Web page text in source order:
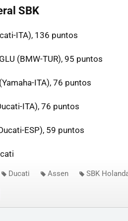
SBK
ITA), 136 puntos
(BMW-TUR), 95 puntos
ITA), 76 puntos
ITA), 76 puntos
ESP), 59 puntos
Ducati Assen SBK